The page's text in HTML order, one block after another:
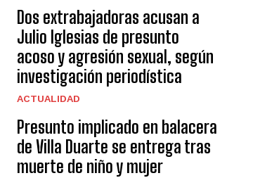
Dos extrabajadoras acusan a
Julio Iglesias de presunto
acoso y agresión sexual, según
investigación periodística
ACTUALIDAD
Presunto implicado en balacera
de Villa Duarte se entrega tras
muerte de niño y mujer